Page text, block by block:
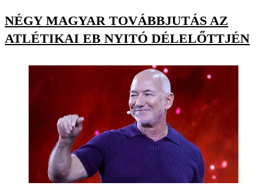
NÉGY MAGYAR TOVÁBBJUTÁS AZ
ATLÉTIKAI EB NYITÓ DÉLELŐTTJÉN